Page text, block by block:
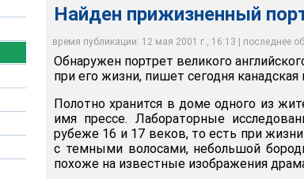
Найден прижизненный
время публикации: 12 мая 2001 г., 16:13 | последнее
Обнаружен портрет великого
при его жизни, пишет сегодня канадская
Полотно хранится в доме одного из
имя прессе. Лабораторные
рубеже 16 и 17 веков, то есть при
с темными волосами, небольшой
похоже на известные изображения